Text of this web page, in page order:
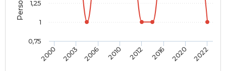
2000 2003 2006 2010 2012 2016 2020 2022
0,75
1
1,25